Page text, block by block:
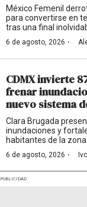
México Femenil
para convertirse en
tras una final
6 de agosto, 2026 ·
CDMX invierte
frenar
nuevo sistema
Clara Brugada
inundaciones y
habitantes de la zona.
6 de agosto, 2026 ·
PUBLICIDAD